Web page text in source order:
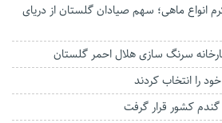
هزار کیلوگرم انواع ماهی؛ سهم صیادان گلستان از دریای
سرنگ سازی هلال احمر گلستان
را انتخاب کردند
گندم کشور قرار گرفت